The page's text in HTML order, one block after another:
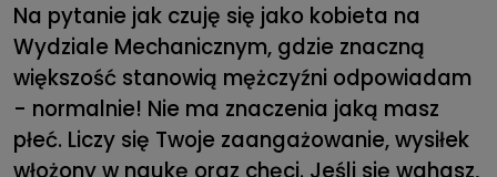
Na pytanie jak czuję się jako kobieta na
Wydziale Mechanicznym, gdzie znaczną
większość stanowią mężczyźni odpowiadam
- normalnie! Nie ma znaczenia jaką masz
płeć. Liczy się Twoje zaangażowanie, wysiłek